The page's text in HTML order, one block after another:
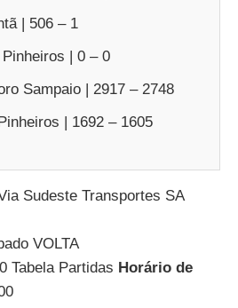
| 506 – 1
| 0 – 0
Sampaio | 2917 – 2748
| 1692 – 1605
Sudeste Transportes SA
VOLTA
Tabela Partidas Horário de